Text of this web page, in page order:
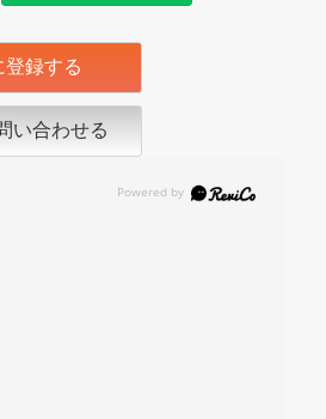
い合わせる
登録する